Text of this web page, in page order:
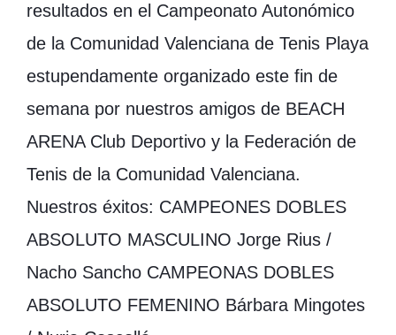
resultados en el Campeonato Autonómico
de la Comunidad Valenciana de Tenis Playa
estupendamente organizado este fin de
semana por nuestros amigos de BEACH
ARENA Club Deportivo y la Federación de
Tenis de la Comunidad Valenciana.
Nuestros éxitos: CAMPEONES DOBLES
ABSOLUTO MASCULINO Jorge Rius /
Nacho Sancho CAMPEONAS DOBLES
ABSOLUTO FEMENINO Bárbara Mingotes